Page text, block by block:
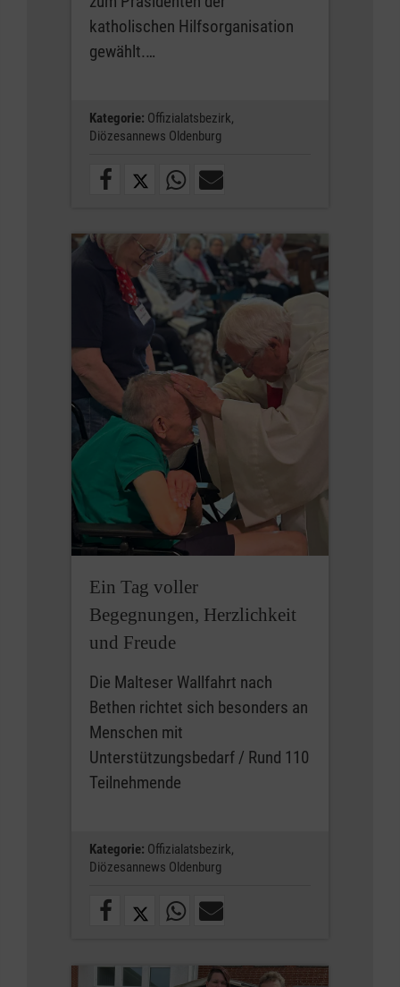
katholischen Hilfsorganisation
gewählt.…
Kategorie: Offizialatsbezirk,
Diözesannews Oldenburg
Ein Tag voller
Begegnungen, Herzlichkeit
und Freude
Die Malteser Wallfahrt nach
Bethen richtet sich besonders an
Menschen mit
Unterstützungsbedarf / Rund 110
Teilnehmende
Kategorie: Offizialatsbezirk,
Diözesannews Oldenburg